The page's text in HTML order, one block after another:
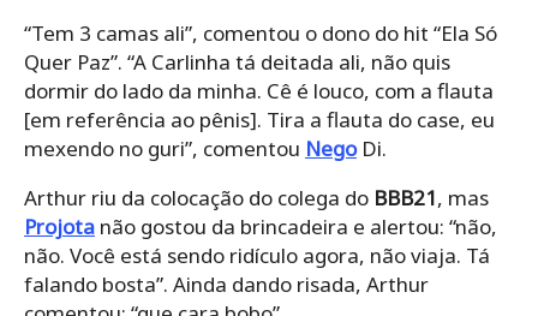
“Tem 3 camas ali”, comentou o dono do hit “Ela Só
Quer Paz”. “A Carlinha tá deitada ali, não quis
dormir do lado da minha. Cê é louco, com a flauta
[em referência ao pênis]. Tira a flauta do case, eu
mexendo no guri”, comentou NegoDi.
Arthur riu da colocação do colega do BBB21, mas
Projota não gostou da brincadeira e alertou: “não,
não. Você está sendo ridículo agora, não viaja. Tá
falando bosta”. Ainda dando risada, Arthur